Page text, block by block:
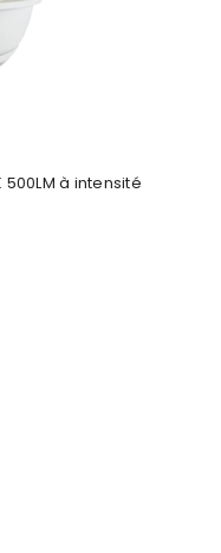
500LM à intensité